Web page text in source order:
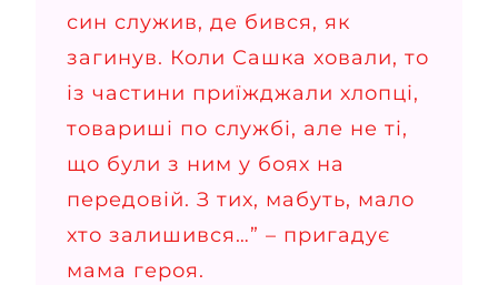
син служив, де бився, як
загинув. Коли Сашка ховали, то
із частини приїжджали хлопці,
товариші по службі, але не ті,
що були з ним у боях на
передовій. З тих, мабуть, мало
хто залишився…” – пригадує
мама героя.